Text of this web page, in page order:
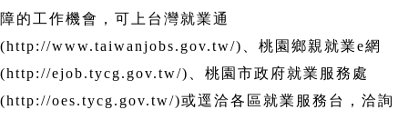
障的工作機會，可上台灣就業通
(http://www.taiwanjobs.gov.tw/)、桃園鄉親就業e網
(http://ejob.tycg.gov.tw/)、桃園市政府就業服務處
(http://oes.tycg.gov.tw/)或逕洽各區就業服務台，洽詢